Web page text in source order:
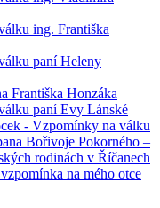
ing. Františka
paní Heleny
Františka Honzáka
paní Evy Lánské
- Vzpomínky na válku
Bořivoje Pokorného –
rodinách v Říčanech
na mého otce